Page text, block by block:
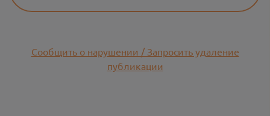
Сообщить о нарушении / Запросить удаление
публикации